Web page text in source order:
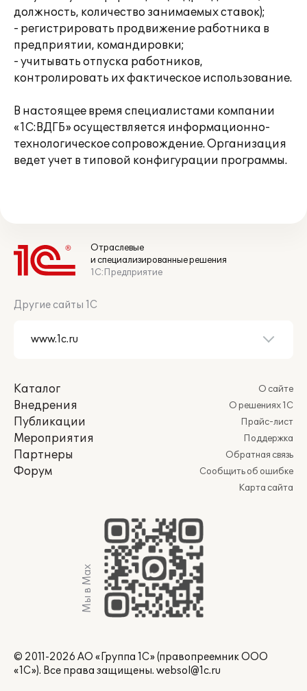
должность, количество занимаемых ставок);
- регистрировать продвижение работника в
предприятии, командировки;
- учитывать отпуска работников,
контролировать их фактическое использование.
В настоящее время специалистами компании
«1С:ВДГБ» осуществляется информационно-
технологическое сопровождение. Организация
ведет учет в типовой конфигурации программы.
Отраслевые
и специализированные решения
1С:Предприятие
Другие сайты 1С
Каталог
Внедрения
Публикации
Мероприятия
Партнеры
Форум
О сайте
О решениях 1С
Прайс-лист
Поддержка
Обратная связь
Сообщить об ошибке
Карта сайта
Мы в Max
© 2011-2026 АО «Группа 1С» (правопреемник ООО
«1С»). Все права защищены. websol@1c.ru